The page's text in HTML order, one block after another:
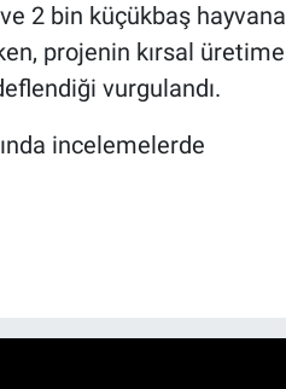
2 bin küçükbaş hayvana
projenin kırsal üretime
vurgulandı.
incelemelerde